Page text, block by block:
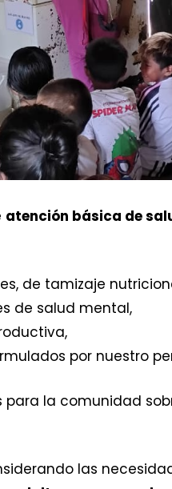
atención básica de
de tamizaje
de salud mental,
por nuestro
la comunidad
las